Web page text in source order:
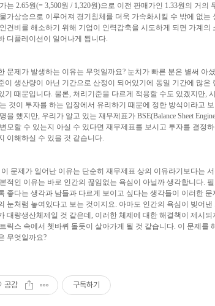
는 2.65원(= 3,500원 / 1,320원)으로 이전 판매가인 1.33원의 거의
가상승으로 이루어져 경기침체를 더욱 가속화시킬 수 밖에 없는
건비를 해소하기 위해 기업이 인력감축을 시도하게 되면 가계의
디플레이션이 일어나게 됩니다.
문제가 발생하는 이유는 무엇일까요? 눈치가 빠른 분은 별써 아
이 생산량이 아닌 기간으로 산정이 되어있기에 동일 기간에 많은
기 때문입니다. 물론, 처리기준을 다르게 적용할 수도 있겠지만,
것이 투자를 하는 입장에서 유리하기 때문에 정한 방식이라고
을 했지만, 우리가 알고 있는 재무제표가 BSE(Balance Sheet
모할 수 있는지 아실 수 있다면 재무제표를 보시고 투자를 결정
이해하실 수 있을 것 같습니다.
이 문제가 일어난 이유는 단순히 재무제표 상의 이유라기보다는
적인 이유는 바로 인간의 끊임없는 욕심이 아닐까 생각합니다.
좋다는 생각과 남들과 다르게 보이고 싶다는 생각들이 이러한
눈처럼 놓여있다고 보는 것이지요. 아마도 인간의 욕심이 빚어
대량생산체제일 것 같은데, 이러한 체제에 대한 해결책이 제시
릭스 속에서 쳇바퀴 돌듯이 살아가게 될 것 같습니다. 이 문제를
무엇일까요?
공감 구독하기